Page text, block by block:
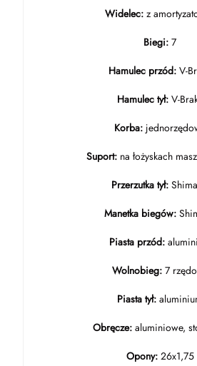
Widelec:z
Biegi: 7
Hamulec przód: V-
Hamulec tył:V-
Korba:
Suport: na łożyskach
Przerzutka tył:
Manetka biegów:
Piasta przód:
Wolnobieg: 7
Piasta tył:
Obręcze: aluminiowe,
Opony:26x1,75